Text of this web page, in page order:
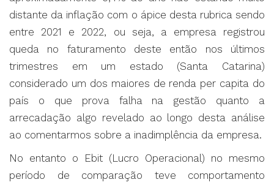
distante da inflação com o ápice desta rubrica sendo
entre 2021 e 2022, ou seja, a empresa registrou
queda no faturamento deste então nos últimos
trimestres em um estado (Santa Catarina)
considerado um dos maiores de renda per capita do
país o que prova falha na gestão quanto a
arrecadação algo revelado ao longo desta análise
ao comentarmos sobre a inadimplência da empresa.
No entanto o Ebit (Lucro Operacional) no mesmo
período de comparação teve comportamento